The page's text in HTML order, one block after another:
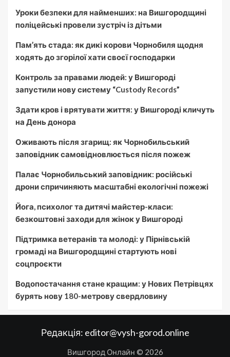
Уроки безпеки для найменших: на Вишгородщині
поліцейські провели зустріч із дітьми
Пам’ять стада: як дикі корови Чорнобиля щодня
ходять до згорілої хати своєї господарки
Контроль за правами людей: у Вишгороді
запустили нову систему “Custody Records”
Здати кров і врятувати життя: у Вишгороді кличуть
на День донора
Оживають після згарищ: як Чорнобильський
заповідник самовідновлюється після пожеж
Палає Чорнобильський заповідник: російські
дрони спричиняють масштабні екологічні пожежі
Йога, психолог та дитячі майстер-класи:
безкоштовні заходи для жінок у Вишгороді
Підтримка ветеранів та молоді: у Пірнівській
громаді на Вишгородщині стартують нові
соцпроєкти
Водопостачання стане кращим: у Нових Петрівцях
бурять нову 180-метрову свердловину
Редакція: editor@vysh-gorod.online
Вишгород Онлайн © 2026